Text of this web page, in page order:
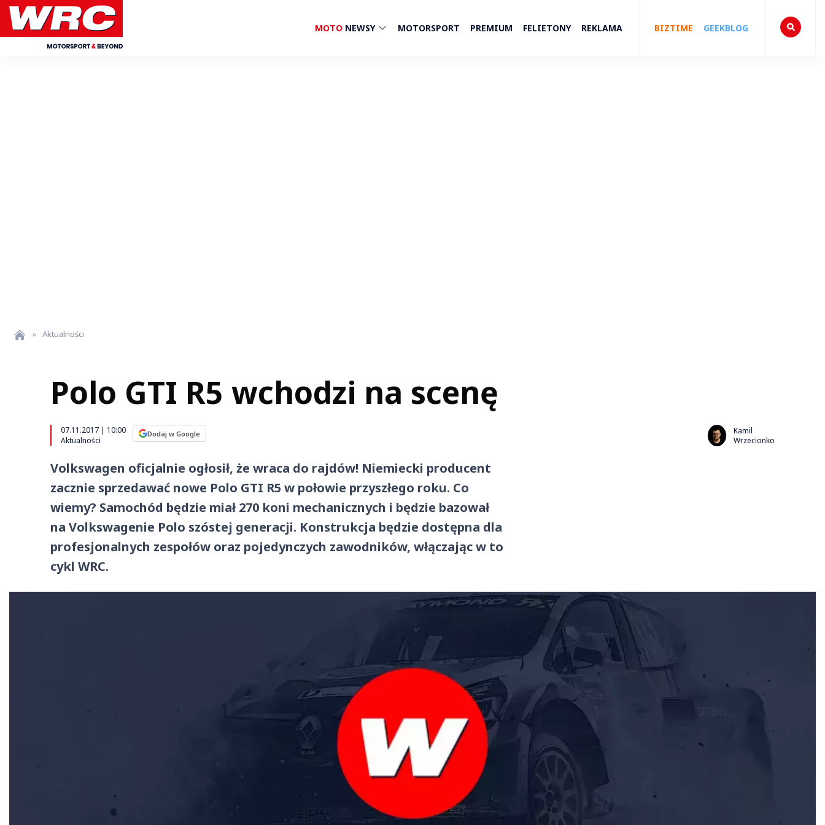
MOTO NEWSY MOTORSPORT PREMIUM FELIETONY REKLAMA BIZTIME GEEKBLOG
» Aktualności
Polo GTI R5 wchodzi na scenę
07.11.2017 | 10:00
Aktualności
Dodaj w Google
Kamil
Wrzecionko
Volkswagen oficjalnie ogłosił, że wraca do rajdów! Niemiecki producent
zacznie sprzedawać nowe Polo GTI R5 w połowie przyszłego roku. Co
wiemy? Samochód będzie miał 270 koni mechanicznych i będzie bazował
na Volkswagenie Polo szóstej generacji. Konstrukcja będzie dostępna dla
profesjonalnych zespołów oraz pojedynczych zawodników, włączając w to
cykl WRC.